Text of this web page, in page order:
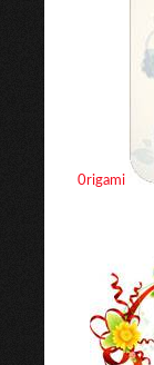
0rigаmi